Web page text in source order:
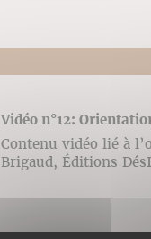
Vidéo n°12:
Contenu vidéo lié à
Brigaud, Éditions